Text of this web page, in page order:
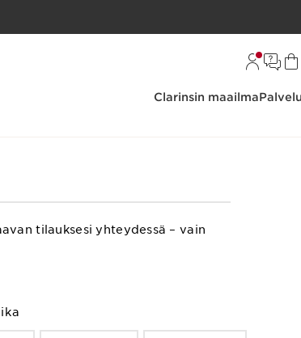
Clarinsin maailma
tilauksesi yhteydessä – vain